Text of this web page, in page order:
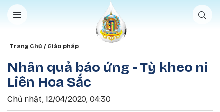
Nhảy đến nội dung
Breadcrumb
Trang Chủ Giáo pháp
Nhân quả báo ứng - Tỳ kheo ni
Liên Hoa Sắc
Chủ nhật, 12/04/2020, 04:30